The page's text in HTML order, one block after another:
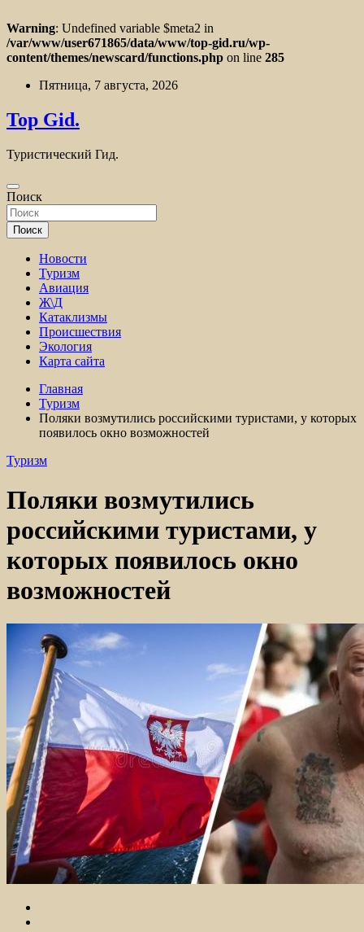
Warning: Undefined variable $meta2 in
/var/www/user671865/data/www/top-gid.ru/wp-
content/themes/newscard/functions.php on line 285
Перейти
содержимому
Пятница, 7 августа, 2026
Top Gid.
Туристический Гид.
Поиск
Поиск
Новости
Туризм
Авиация
Ж\Д
Катаклизмы
Происшествия
Экология
Карта сайта
Главная
Туризм
Поляки возмутились российскими туристами, у которых
появилось окно возможностей
Туризм
Поляки возмутились
российскими туристами, у
которых появилось окно
возможностей